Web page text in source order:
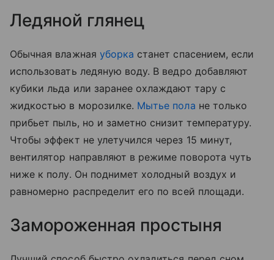
Ледяной глянец
Обычная влажная уборка станет спасением, если
использовать ледяную воду. В ведро добавляют
кубики льда или заранее охлаждают тару с
жидкостью в морозилке. Мытье пола не только
прибьет пыль, но и заметно снизит температуру.
Чтобы эффект не улетучился через 15 минут,
вентилятор направляют в режиме поворота чуть
ниже к полу. Он поднимет холодный воздух и
равномерно распределит его по всей площади.
Замороженная простыня